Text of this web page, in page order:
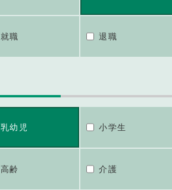
就職 退職
乳幼児 小学生
高齢 介護